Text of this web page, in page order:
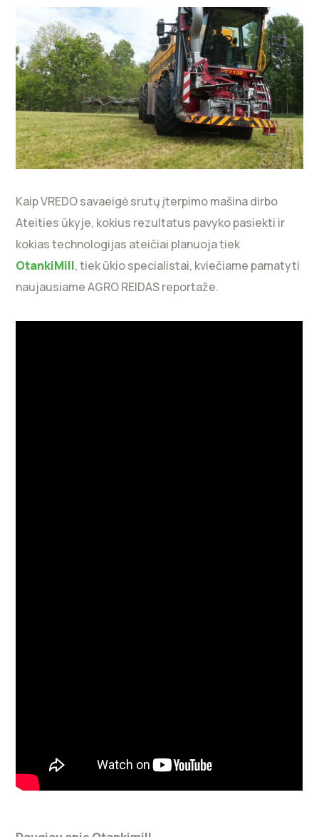
Kaip VREDO savaeigė srutų įterpimo mašina dirbo
Ateities ūkyje, kokius rezultatus pavyko pasiekti ir
kokias technologijas ateičiai planuoja tiek
OtankiMill, tiek ūkio specialistai, kviečiame pamatyti
naujausiame AGRO REIDAS reportaže.